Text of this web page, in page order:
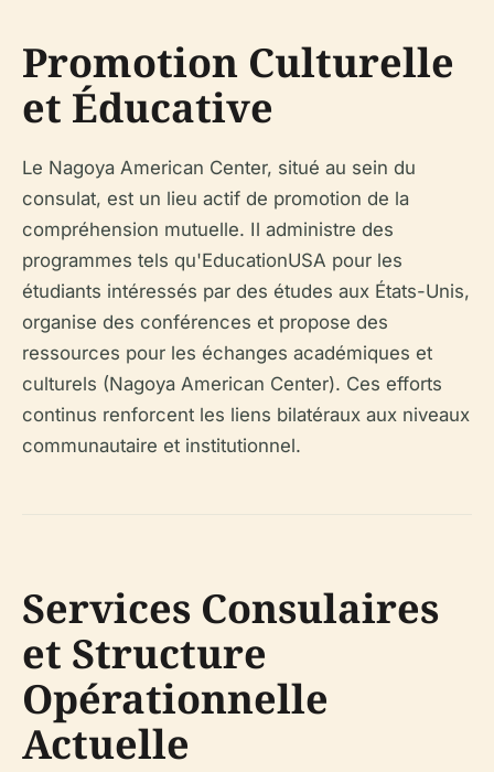
Promotion Culturelle
et Éducative
Le Nagoya American Center, situé au sein du
consulat, est un lieu actif de promotion de la
compréhension mutuelle. Il administre des
programmes tels qu'EducationUSA pour les
étudiants intéressés par des études aux États-Unis,
organise des conférences et propose des
ressources pour les échanges académiques et
culturels (Nagoya American Center). Ces efforts
continus renforcent les liens bilatéraux aux niveaux
communautaire et institutionnel.
Services Consulaires
et Structure
Opérationnelle
Actuelle